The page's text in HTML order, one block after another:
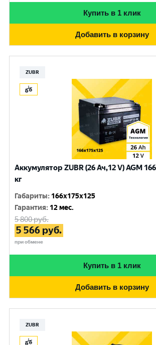
Купить в 1 клик
Добавить в корзину
ZUBR
Аккумулятор ZUBR (26 Ач,12 V) AGM
кг
Габариты: 166x175x125
Гарантия: 12 мес.
5 800руб.
5 566 руб.
при обмене
Купить в 1 клик
Добавить в корзину
ZUBR